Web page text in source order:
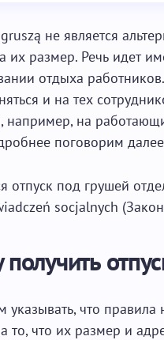
не является
их размер. Речь идет
отдыха
и на тех
например, на
поговорим
отпуск под грушей
socjalnych
указывать, что
то, что их размер и